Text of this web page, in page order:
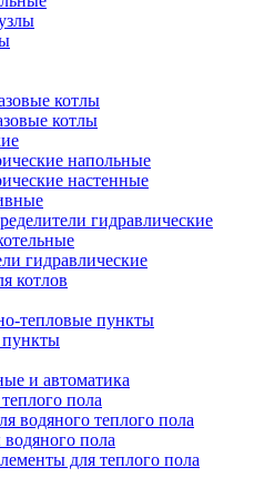
котлы
котлы
напольные
настенные
гидравлические
гидравлические
котлов
тепловые пункты
и автоматика
пола
водяного теплого пола
пола
для теплого пола